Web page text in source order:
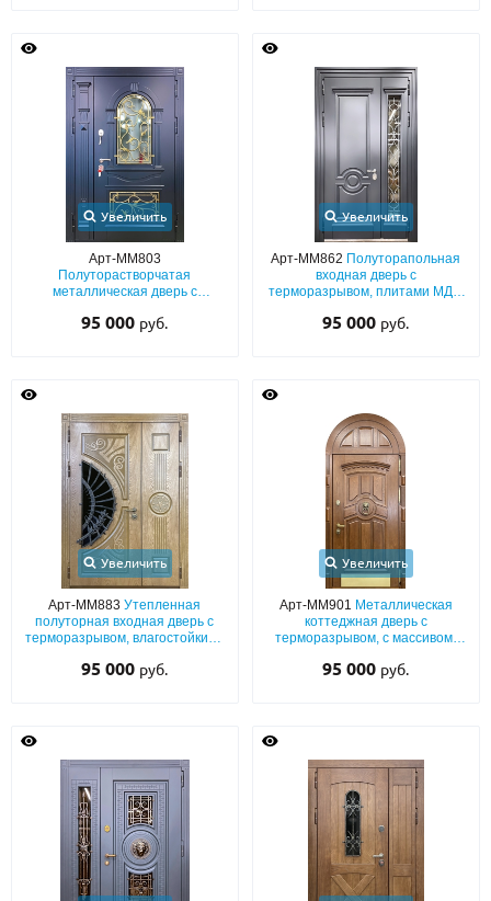
Увеличить
Арт-ММ803
Полуторастворчатая
металлическая дверь с
с багетным раскладом, ковкой и
95 000 руб.
Увеличить
Арт-ММ862 Полуторапольная
входная дверь с
терморазрывом, плитами МДФ
объёмным багетом, решёткой и
95 000 руб.
Увеличить
Арт-ММ883Утепленная
полуторная входная дверь с
терморазрывом, влагостойкими
стеклом и художественной
95 000 руб.
Увеличить
Арт-ММ901 Металлическая
коттеджная дверь с
терморазрывом, с массивом,
кнокером и отбойником из
95 000 руб.